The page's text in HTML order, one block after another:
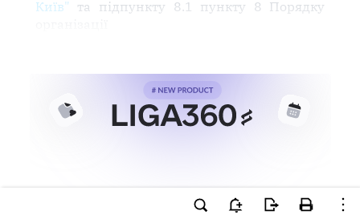
Київ" та підпункту 8.1 пункту 8 Порядку
Ви намагаєтесь використати